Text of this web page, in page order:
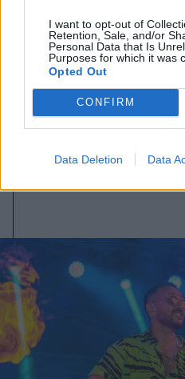
I want to opt-out of
Retention, Sale, and/or
Personal Data that Is
Purposes for which it was
Opted Out
CONFIRM
Data Deletion Data
2026. augusztus 06.,
Újabb erdélyi